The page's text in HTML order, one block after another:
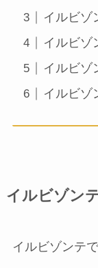
イルビゾ
イルビゾ
イルビゾ
イルビゾ
イルビゾン
イルビゾンテ